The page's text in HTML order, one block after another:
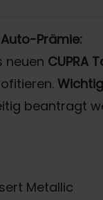
Prämie:
neuen CUPRA
beantragt
Metallic